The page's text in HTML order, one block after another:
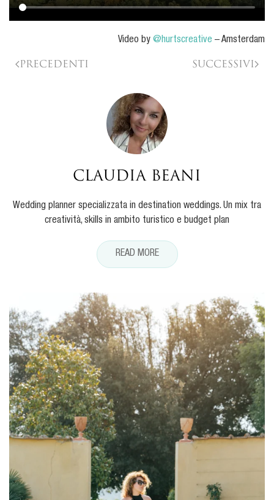
Video by @hurtscreative – Amsterdam
Precedenti Successivi
CLAUDIA BEANI
Wedding planner specializzata in destination weddings. Un mix tra
creatività, skills in ambito turistico e budget plan
READ MORE